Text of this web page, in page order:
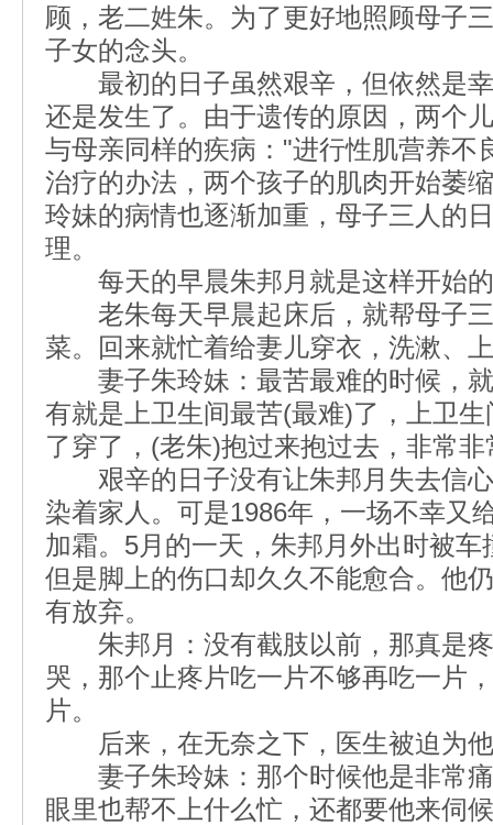
顾，老二姓朱。为了更好地照顾母子
子女的念头。
最初的日子虽然艰辛，但依然是幸
还是发生了。由于遗传的原因，两个
与母亲同样的疾病："进行性肌营养不
治疗的办法，两个孩子的肌肉开始萎
玲妹的病情也逐渐加重，母子三人的
理。
每天的早晨朱邦月就是这样开始的
老朱每天早晨起床后，就帮母子三
菜。回来就忙着给妻儿穿衣，洗漱、
妻子朱玲妹：最苦最难的时候，就
有就是上卫生间最苦(最难)了，上卫
了穿了，(老朱)抱过来抱过去，非常
艰辛的日子没有让朱邦月失去信心
染着家人。可是1986年，一场不幸又
加霜。5月的一天，朱邦月外出时被
但是脚上的伤口却久久不能愈合。他
有放弃。
朱邦月：没有截肢以前，那真是疼
哭，那个止疼片吃一片不够再吃一片
片。
后来，在无奈之下，医生被迫为
妻子朱玲妹：那个时候他是非常痛
眼里也帮不上什么忙，还都要他来伺